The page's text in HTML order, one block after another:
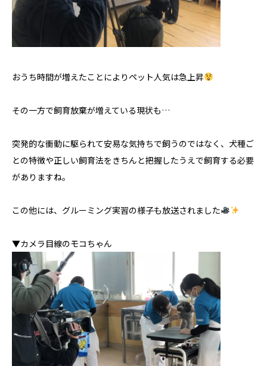
おうち時間が増えたことによりペット人気は急上昇
その一方で飼育放棄が増えている現状も…
突発的な衝動に駆られて安易な気持ちで飼うのではなく、犬種ご
との特徴や正しい飼育法をきちんと把握したうえで飼育する必要
がありますね。
この他には、グルーミング実習の様子も放送されました
▼カメラ目線のモコちゃん